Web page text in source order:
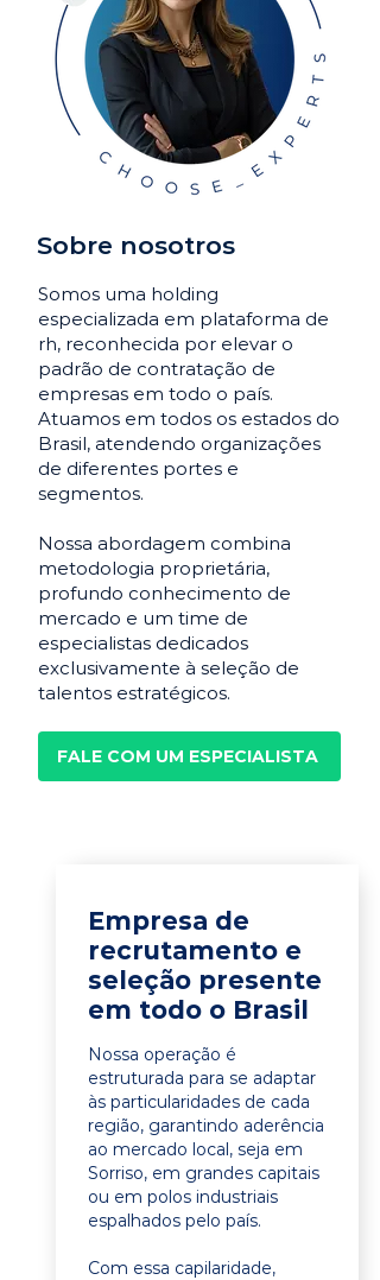
Sobre nosotros
Somos uma holding
especializada em plataforma de
rh, reconhecida por elevar o
padrão de contratação de
empresas em todo o país.
Atuamos em todos os estados do
Brasil, atendendo organizações
de diferentes portes e
segmentos.
Nossa abordagem combina
metodologia proprietária,
profundo conhecimento de
mercado e um time de
especialistas dedicados
exclusivamente à seleção de
talentos estratégicos.
FALE COM UM ESPECIALISTA
Empresa de
recrutamento e
seleção presente
em todo o Brasil
Nossa operação é
estruturada para se adaptar
às particularidades de cada
região, garantindo aderência
ao mercado local, seja em
Sorriso, em grandes capitais
ou em polos industriais
espalhados pelo país.
Com essa capilaridade,